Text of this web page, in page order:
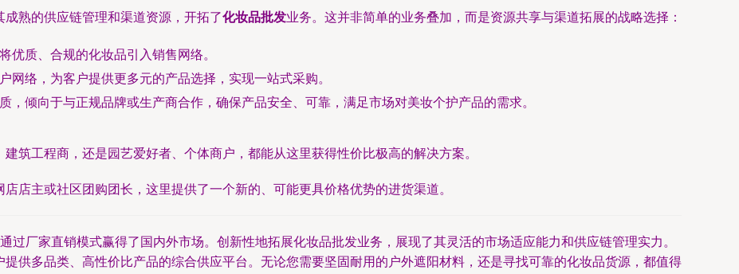
熟的供应链管理和渠道资源，开拓了化妆品批发业务。这并非简单的业务叠加，而是资源共享与渠道拓展的战略选择：
优质、合规的化妆品引入销售网络。
网络，为客户提供更多元的产品选择，实现一站式采购。
，倾向于与正规品牌或生产商合作，确保产品安全、可靠，满足市场对美妆个护产品的需求。
筑工程商，还是园艺爱好者、个体商户，都能从这里获得性价比极高的解决方案。
店主或社区团购团长，这里提供了一个新的、可能更具价格优势的进货渠道。
过厂家直销模式赢得了国内外市场。创新性地拓展化妆品批发业务，展现了其灵活的市场适应能力和供应链管理实力。
供多品类、高性价比产品的综合供应平台。无论您需要坚固耐用的户外遮阳材料，还是寻找可靠的化妆品货源，都值得